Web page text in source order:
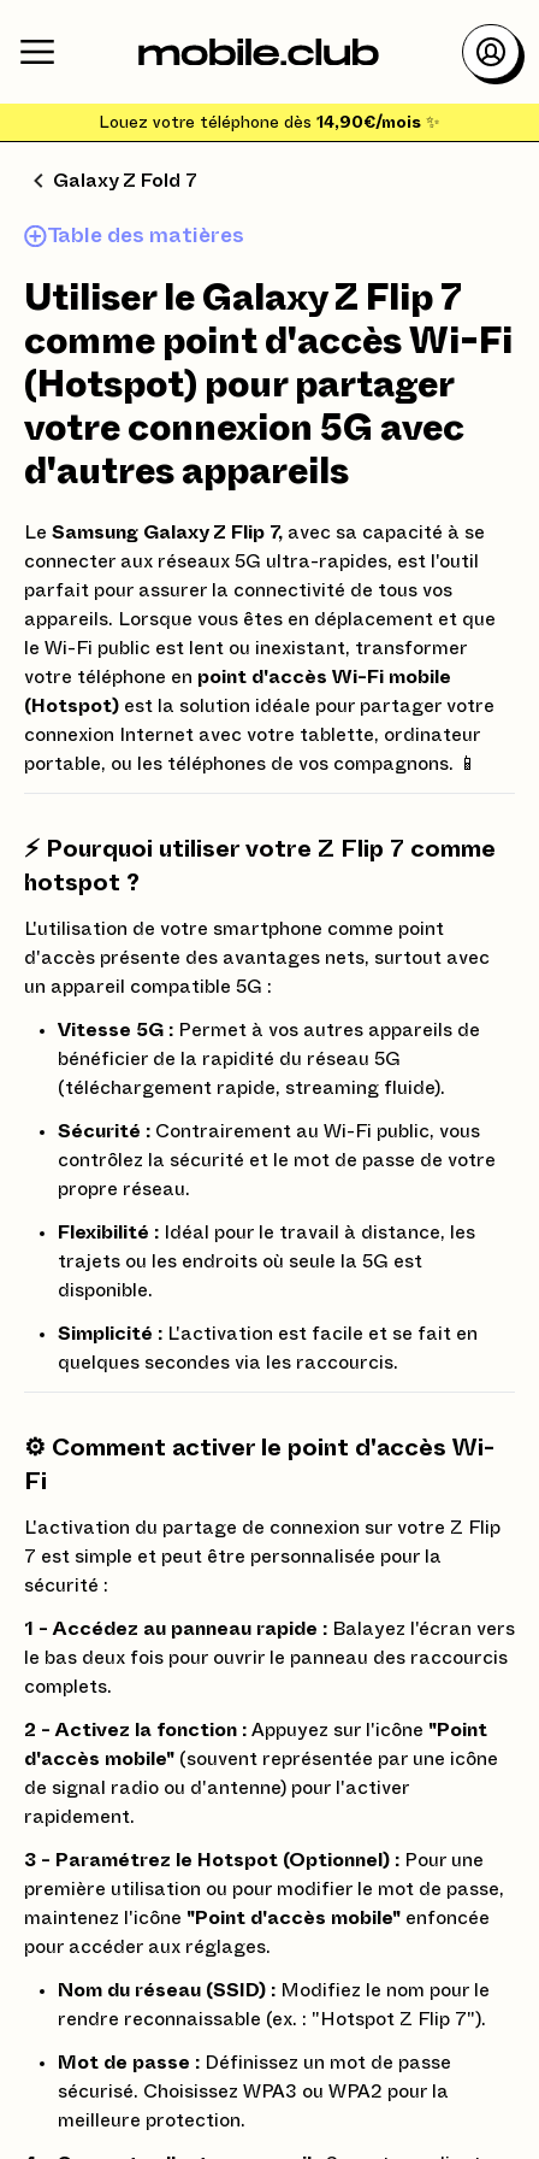
Louez votre téléphone dès 14,90€/mois ✨
Galaxy Z Fold 7
Table des matières
Utiliser le Galaxy Z Flip 7
comme point d'accès Wi-Fi
(Hotspot) pour partager
votre connexion 5G avec
d'autres appareils
Le Samsung Galaxy Z Flip 7, avec sa capacité à se
connecter aux réseaux 5G ultra-rapides, est l'outil
parfait pour assurer la connectivité de tous vos
appareils. Lorsque vous êtes en déplacement et que
le Wi-Fi public est lent ou inexistant, transformer
votre téléphone en point d'accès Wi-Fi mobile
(Hotspot) est la solution idéale pour partager votre
connexion Internet avec votre tablette, ordinateur
portable, ou les téléphones de vos compagnons. 📱
⚡️ Pourquoi utiliser votre Z Flip 7 comme
hotspot ?
L'utilisation de votre smartphone comme point
d'accès présente des avantages nets, surtout avec
un appareil compatible 5G :
Vitesse 5G : Permet à vos autres appareils de
bénéficier de la rapidité du réseau 5G
(téléchargement rapide, streaming fluide).
Sécurité : Contrairement au Wi-Fi public, vous
contrôlez la sécurité et le mot de passe de votre
propre réseau.
Flexibilité : Idéal pour le travail à distance, les
trajets ou les endroits où seule la 5G est
disponible.
Simplicité : L'activation est facile et se fait en
quelques secondes via les raccourcis.
⚙️ Comment activer le point d'accès Wi-
Fi
L'activation du partage de connexion sur votre Z Flip
7 est simple et peut être personnalisée pour la
sécurité :
1 - Accédez au panneau rapide : Balayez l'écran vers
le bas deux fois pour ouvrir le panneau des raccourcis
complets.
2 - Activez la fonction : Appuyez sur l'icône "Point
d'accès mobile" (souvent représentée par une icône
de signal radio ou d'antenne) pour l'activer
rapidement.
3 - Paramétrez le Hotspot (Optionnel) : Pour une
première utilisation ou pour modifier le mot de passe,
maintenez l'icône "Point d'accès mobile" enfoncée
pour accéder aux réglages.
Nom du réseau (SSID) : Modifiez le nom pour le
rendre reconnaissable (ex. : "Hotspot Z Flip 7").
Mot de passe : Définissez un mot de passe
sécurisé. Choisissez WPA3 ou WPA2 pour la
meilleure protection.